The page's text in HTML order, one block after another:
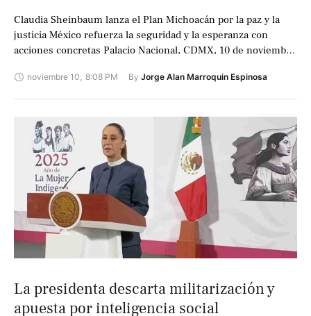
Claudia Sheinbaum lanza el Plan Michoacán por la paz y la
justicia México refuerza la seguridad y la esperanza con
acciones concretas Palacio Nacional, CDMX, 10 de noviembre
noviembre 10, 8:08 PM By Jorge Alan Marroquin Espinosa
La presidenta descarta militarización y
apuesta por inteligencia social